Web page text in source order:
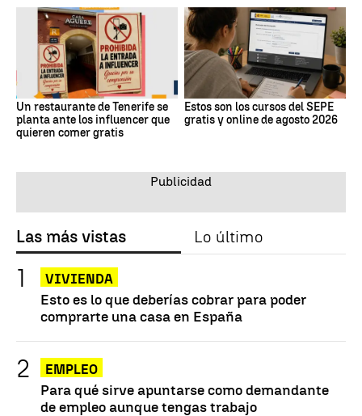
Un restaurante de Tenerife se
planta ante los influencer que
quieren comer gratis
Estos son los cursos del SEPE
gratis y online de agosto 2026
Las más vistas Lo último
VIVIENDA
Esto es lo que deberías cobrar para poder
comprarte una casa en España
EMPLEO
Para qué sirve apuntarse como demandante
de empleo aunque tengas trabajo